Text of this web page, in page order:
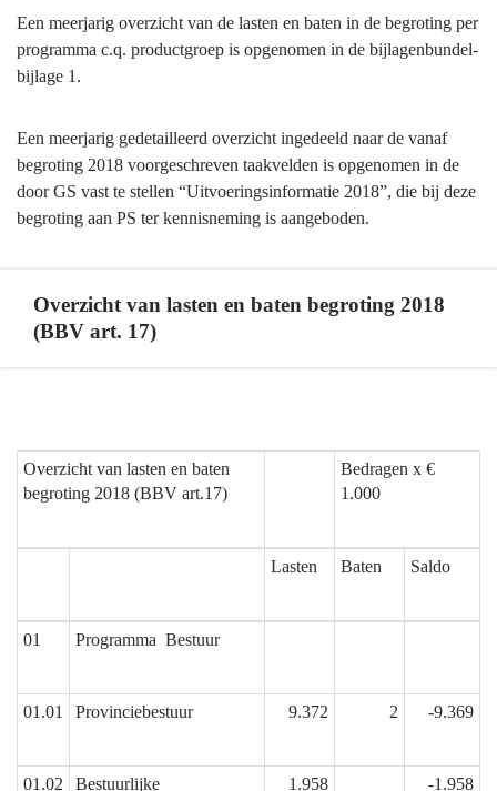
van
lasten
Een meerjarig overzicht van de lasten en baten in de begroting per
programma c.q. productgroep is opgenomen in de bijlagenbundel-
bijlage 1.
Een meerjarig gedetailleerd overzicht ingedeeld naar de vanaf
begroting 2018 voorgeschreven taakvelden is opgenomen in de
door GS vast te stellen “Uitvoeringsinformatie 2018”, die bij deze
begroting aan PS ter kennisneming is aangeboden.
Overzicht van lasten en baten begroting 2018
(BBV art. 17)
navigatie
Financiële
Overzicht
lasten
Overzicht van lasten en baten
begroting 2018 (BBV art.17)
Bedragen x €
1.000
Lasten Baten Saldo
01 Programma Bestuur
01.01 Provinciebestuur 9.372 2 -9.369
01.02
Bestuurlijke
1.958 -1.958